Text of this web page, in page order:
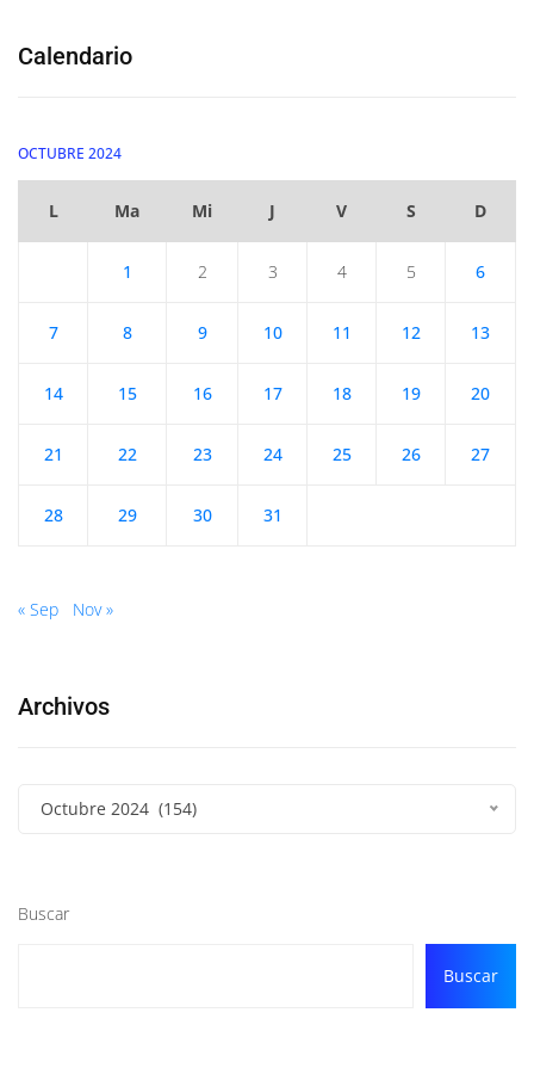
Calendario
OCTUBRE 2024
L Ma Mi J V S D
1 2 3 4 5 6
7 8 9 10 11 12 13
14 15 16 17 18 19 20
21 22 23 24 25 26 27
28 29 30 31
« Sep Nov »
Archivos
Octubre 2024 (154)
Buscar
Buscar